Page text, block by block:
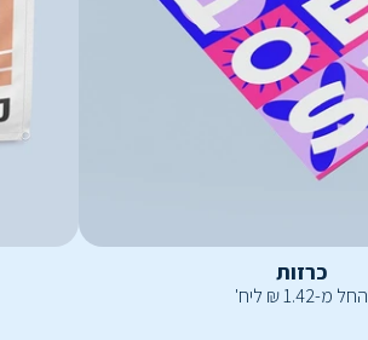
כרזות
החל מ-1.42
₪ ליח'